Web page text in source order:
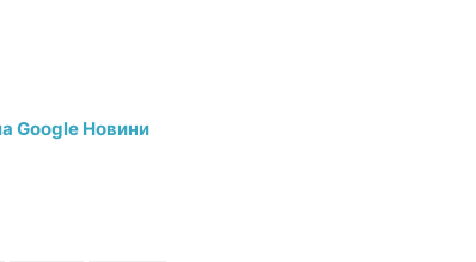
Google Новини